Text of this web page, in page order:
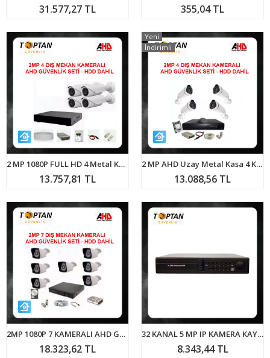
31.577,27 TL 355,04 TL
2 MP 1080P FULL HD 4 Metal Kasa Kameralı Ahd Güvenlik Seti ARNA-7464
13.757,81 TL
2 MP AHD Uzay Metal Kasa 4 Kameralı 1 TB HDD Dahil Güvenlik Seti ARNA-7444
13.088,56 TL
Yeni
İndirimli
2MP 1080P 7 KAMERALI AHD GÜVENLİK SETİ 500 GB HARDDİSK DAHİL ARNA-7327
18.323,62 TL
32 KANAL 5 MP IP KAMERA KAYIT CİHAZI NVR ARNA-4135
8.343,44 TL